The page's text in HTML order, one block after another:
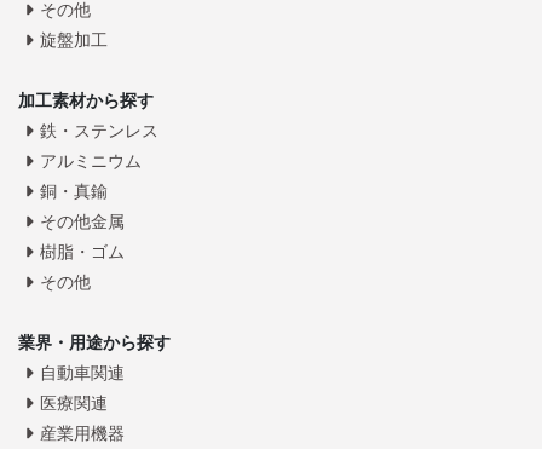
その他
旋盤加工
加工素材から探す
鉄・ステンレス
アルミニウム
銅・真鍮
その他金属
樹脂・ゴム
その他
業界・用途から探す
自動車関連
医療関連
産業用機器